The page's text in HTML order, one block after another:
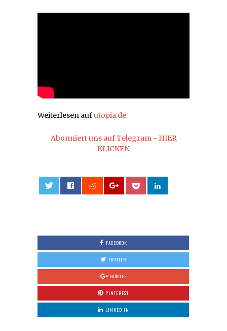
Weiterlesen aufutopia.de
Abonniert uns auf Telegram - HIER
KLICKEN
FACEBOOK
TWITTER
GOOGLE
PINTEREST
LINKED IN